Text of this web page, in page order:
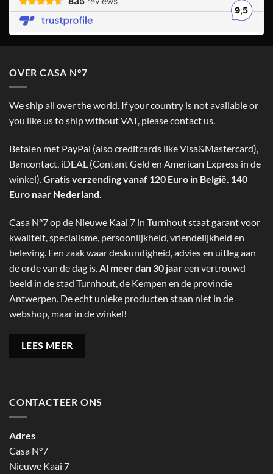
OVER CASA N°7
We ship all over the world. If your country is not available or
you like us to ship without VAT, please contact us.
Betalen met PayPal (also creditcards like Visa&Mastercard),
Bancontact, iDEAL (Contant Geld en American Express in de
winkel).Gratis verzending vanaf 120 Euro in België. 140
Euro naar Nederland.
Casa N°7 op de Nieuwe Kaai 7 in Turnhout staat garant voor
kwaliteit, specialisme, persoonlijkheid, vriendelijkheid en
beleving. Een zaak waar deskundigheid, advies en uitleg aan
de orde van de dag is.Al meer dan 30 jaareen vertrouwd
beeld in de stad Turnhout, de Kempen en de provincie
Antwerpen. De echt unieke producten staan niet in de
webshop, maar in de winkel!
LEES MEER
CONTACTEER ONS
Adres
Casa N°7
Nieuwe Kaai 7